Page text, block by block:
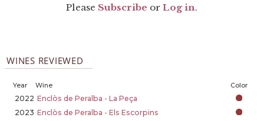
Please Subscribe orLog in.
WINES REVIEWED
Year Wine Color
2022 Enclòs de Peralba - La Peça
2023 Enclòs de Peralba - Els Escorpins